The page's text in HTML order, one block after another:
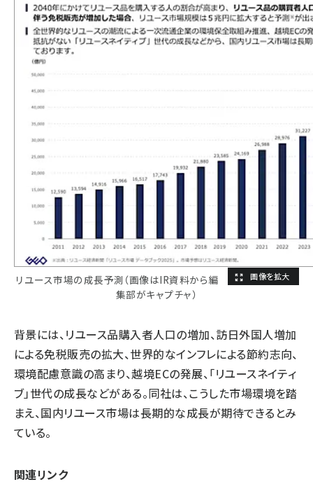
リユース市場の成長予測（画像はIR資料から編
集部がキャプチャ）
背景には、リユース品購入者人口の増加、訪日外国人増加
による免税販売の拡大、世界的なインフレによる節約志向、
環境配慮意識の高まり、越境ECの発展、「リユースネイティ
ブ」世代の成長などがある。同社は、こうした市場環境を踏
まえ、国内リユース市場は長期的な成長が期待できるとみ
ている。
関連リンク